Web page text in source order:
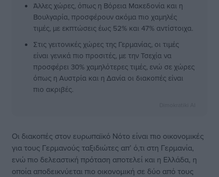
Άλλες χώρες, όπως η Βόρεια Μακεδονία και η
Βουλγαρία, προσφέρουν ακόμα πιο χαμηλές
τιμές, με εκπτώσεις έως 52% και 47% αντίστοιχα.
Στις γειτονικές χώρες της Γερμανίας, οι τιμές
είναι γενικά πιο προσιτές, με την Τσεχία να
προσφέρει 30% χαμηλότερες τιμές, ενώ σε χώρες
όπως η Αυστρία και η Δανία οι διακοπές είναι
πιο ακριβές.
Οι διακοπές στον ευρωπαϊκό Νότο είναι πιο οικονομικές
για τους Γερμανούς ταξιδιώτες απ’ ό,τι στη Γερμανία,
ενώ πιο δελεαστική πρόταση αποτελεί και η Ελλάδα, η
οποία αποδεικνύεται πιο οικονομική σε δύο από τους